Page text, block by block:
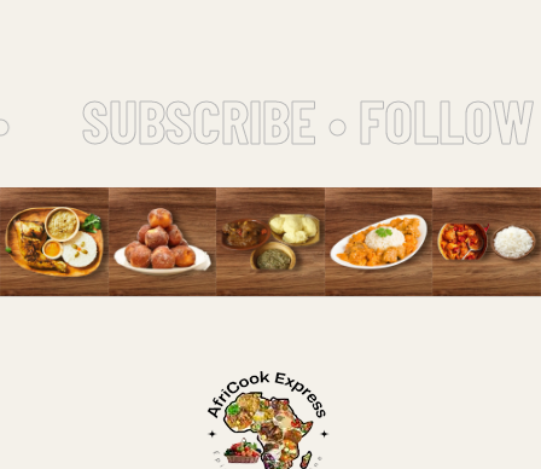
SUBSCRIBE •